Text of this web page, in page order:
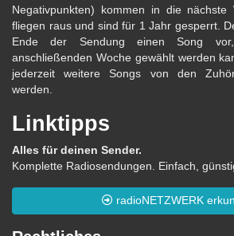
Negativpunkten) kommen in die nächste
fliegen raus und sind für 1 Jahr gesperrt.
Ende der Sendung einen Song
anschließenden Woche gewählt werden
jederzeit weitere Songs von den
werden.
Linktipps
Alles für deinen Sender.
Komplette Radiosendungen. Einfach,
radioNETZWERK